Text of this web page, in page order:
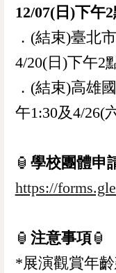
繼
確
12/07(日)下午
．(結束)臺北
4/20(日)下午2
．(結束)高雄
午1:30及4/26(
🏮 學校團體申
https://
🏮 注意事項🏮
*展演觀賞年